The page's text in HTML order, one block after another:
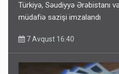
Türkiyə, Səudiyyə Ərəbistanı
müdafiə sazişi imzalandı
7 Avqust 16:40